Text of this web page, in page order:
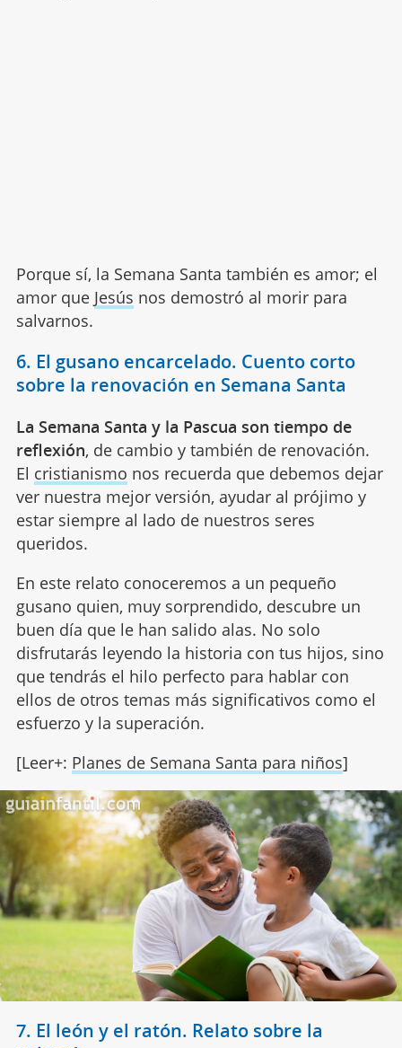
Porque sí, la Semana Santa también es amor; el
amor que Jesús nos demostró al morir para
salvarnos.
6. El gusano encarcelado. Cuento corto
sobre la renovación en Semana Santa
La Semana Santa y la Pascua son tiempo de
reflexión, de cambio y también de renovación.
El cristianismo nos recuerda que debemos dejar
ver nuestra mejor versión, ayudar al prójimo y
estar siempre al lado de nuestros seres
queridos.
En este relato conoceremos a un pequeño
gusano quien, muy sorprendido, descubre un
buen día que le han salido alas. No solo
disfrutarás leyendo la historia con tus hijos, sino
que tendrás el hilo perfecto para hablar con
ellos de otros temas más significativos como el
esfuerzo y la superación.
[Leer+: Planes de Semana Santa para niños]
7. El león y el ratón. Relato sobre la